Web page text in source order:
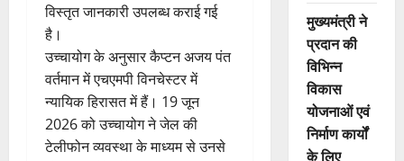
विस्तृत जानकारी उपलब्ध कराई गई
है।
उच्चायोग के अनुसार कैप्टन अजय पंत
वर्तमान में एचएमपी विनचेस्टर में
न्यायिक हिरासत में हैं। 19 जून
2026 को उच्चायोग ने जेल की
टेलीफोन व्यवस्था के माध्यम से उनसे
मुख्यमंत्री ने
प्रदान की
विभिन्न
विकास
योजनाओं एवं
निर्माण कार्यों
के लिए